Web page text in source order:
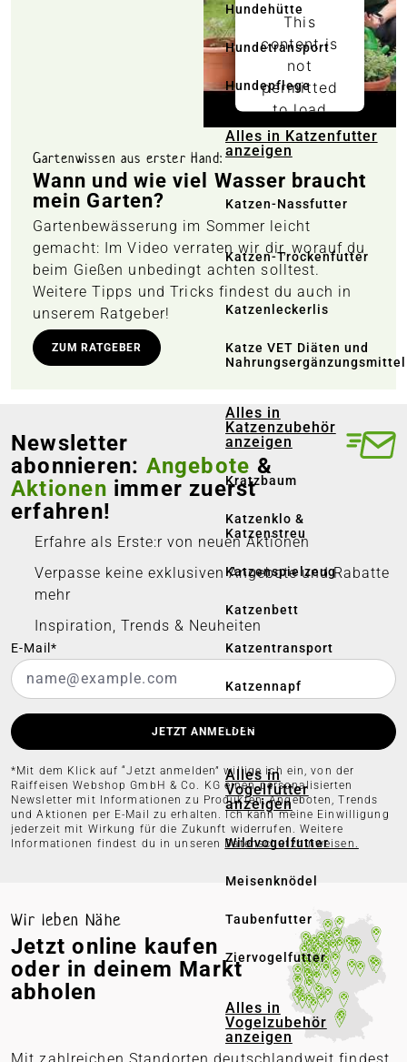
Hundehütte
Hundetransport
Hundepflege
Alles in Katzenfutter
anzeigen
Katzen-Nassfutter
Katzen-Trockenfutter
Katzenleckerlis
Katze VET Diäten und
Nahrungsergänzungsmittel
Alles in
Katzenzubehör
anzeigen
Kratzbaum
Katzenklo &
Katzenstreu
Katzenspielzeug
Katzenbett
Katzentransport
Katzennapf
Katzenpflege
Alles in
Vogelfutter
anzeigen
Wildvogelfutter
Meisenknödel
Taubenfutter
Ziervogelfutter
Alles in
Vogelzubehör
anzeigen
This
content is
not
permitted
to load
due to
trackers
that are
not
disclosed
to the
visitor.
website
needs to
setup the
their CMP
to add this
content to
the list of
es used.
Powered by
s Consent
Managemen
t Platform
Gartenwissen aus erster Hand:
Wann und wie viel Wasser braucht
mein Garten?
Gartenbewässerung im Sommer leicht
gemacht: Im Video verraten wir dir, worauf du
beim Gießen unbedingt achten solltest.
Weitere Tipps und Tricks findest du auch in
unserem Ratgeber!
ZUM RATGEBER
Newsletter
abonnieren: Angebote &
Aktionen immer zuerst
erfahren!
Erfahre als Erste:r von neuen Aktionen
Verpasse keine exklusiven Angebote und Rabatte
mehr
Inspiration, Trends & Neuheiten
E-Mail*
JETZT ANMELDEN
*Mit dem Klick auf “Jetzt anmelden” willige ich ein, von der
Raiffeisen Webshop GmbH & Co. KG einen personalisierten
Newsletter mit Informationen zu Produkten, Angeboten, Trends
und Aktionen per E-Mail zu erhalten. Ich kann meine Einwilligung
jederzeit mit Wirkung für die Zukunft widerrufen. Weitere
Informationen findest du in unseren Datenschutzhinweisen.
Wir leben Nähe
Jetzt online kaufen
oder in deinem Markt
abholen